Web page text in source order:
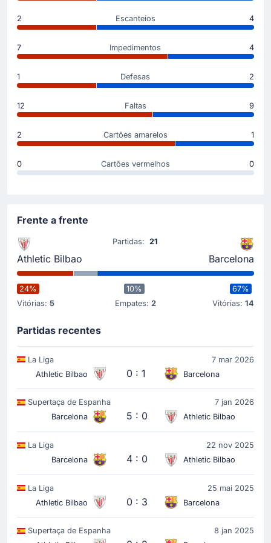
10'
Unai Gomez Echevarria
Robert Navarro
Gomez Echevarria que está possivelmente lesionado.
Início do jogo
Já se joga no Estádio San Mames.
2 Escanteios 4
7 Impedimentos 4
1 Defesas 2
12 Faltas 9
2 Cartões amarelos 1
0 Cartões vermelhos 0
Frente a frente
Athletic Bilbao
Partidas:21
Barcelona
24%
Vitórias: 5
10%
Empates: 2
67%
Vitórias: 14
Partidas recentes
La Liga
7 mar 2026
Athletic Bilbao
0 : 1 Barcelona
Supertaça de Espanha
7 jan 2026
Barcelona
5 : 0 Athletic Bilbao
La Liga
22 nov 2025
Barcelona
4 : 0 Athletic Bilbao
La Liga
25 mai 2025
Athletic Bilbao
0 : 3 Barcelona
Supertaça de Espanha
8 jan 2025